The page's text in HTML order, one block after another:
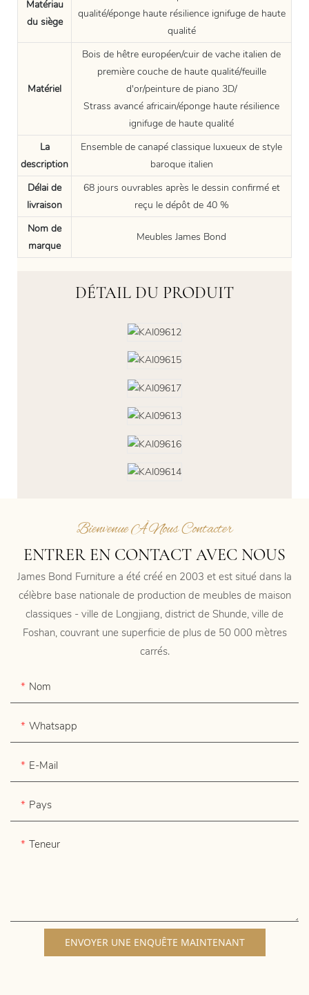
Matériau
du siège
qualité/éponge haute résilience ignifuge de haute
qualité
Matériel
Bois de hêtre européen/cuir de vache italien de
première couche de haute qualité/feuille
d'or/peinture de piano 3D/
Strass avancé africain/éponge haute résilience
ignifuge de haute qualité
La
description
Ensemble de canapé classique luxueux de style
baroque italien
Délai de
livraison
68 jours ouvrables après le dessin confirmé et
reçu le dépôt de 40 %
Nom de
marque
Meubles James Bond
DÉTAIL DU PRODUIT
Bienvenue À Nous Contacter
ENTRER EN CONTACT AVEC NOUS
James Bond Furniture a été créé en 2003 et est situé dans la
célèbre base nationale de production de meubles de maison
classiques - ville de Longjiang, district de Shunde, ville de
Foshan, couvrant une superficie de plus de 50 000 mètres
carrés.
Nom
Whatsapp
E-Mail
Pays
Teneur
ENVOYER UNE ENQUÊTE MAINTENANT